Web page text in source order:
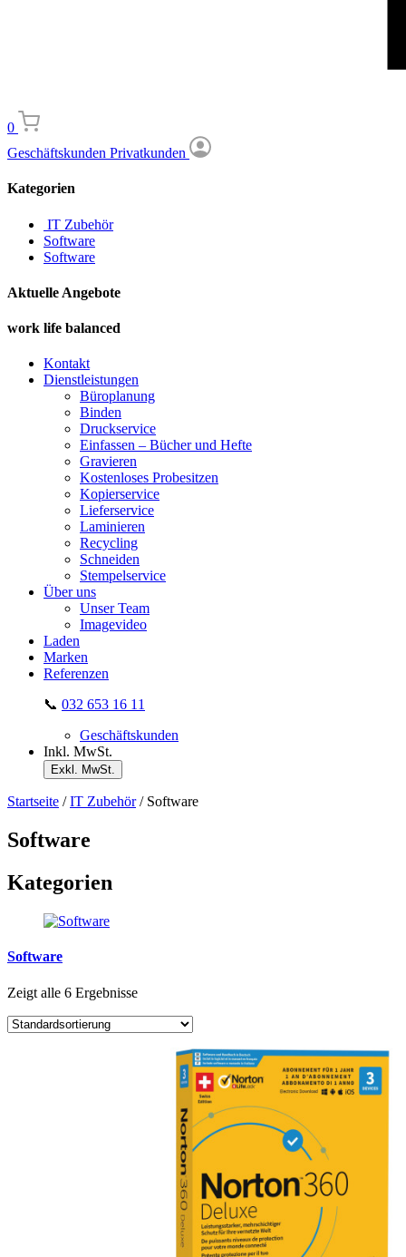
0
Geschäftskunden Privatkunden
Kategorien
IT Zubehör
Software
Software
Aktuelle Angebote
work life balanced
Kontakt
Dienstleistungen
Büroplanung
Binden
Druckservice
Einfassen – Bücher und Hefte
Gravieren
Kostenloses Probesitzen
Kopierservice
Lieferservice
Laminieren
Recycling
Schneiden
Stempelservice
Über uns
Unser Team
Imagevideo
Laden
Marken
Referenzen
📞 032 653 16 11
Geschäftskunden
Inkl. MwSt.
Exkl. MwSt.
Startseite /IT Zubehör/ Software
Software
Kategorien
Software
Zeigt alle 6 Ergebnisse